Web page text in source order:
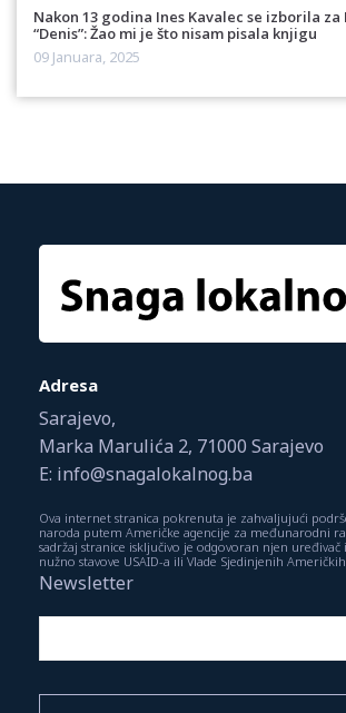
Nakon 13 godina Ines Kavalec se izborila
“Denis”: Žao mi je što nisam pisala knjigu
09 Januara, 2025
Adresa
Sarajevo,
Marka Marulića 2, 71000 Sarajevo
E: info@snagalokalnog.ba
Ova internet stranica pokrenuta je zahvaljujući
naroda putem Američke agencije za međunarodni
sadržaj stranice isključivo je odgovoran njen uređivač
nužno stavove USAID-a ili Vlade Sjedinjenih
Newsletter